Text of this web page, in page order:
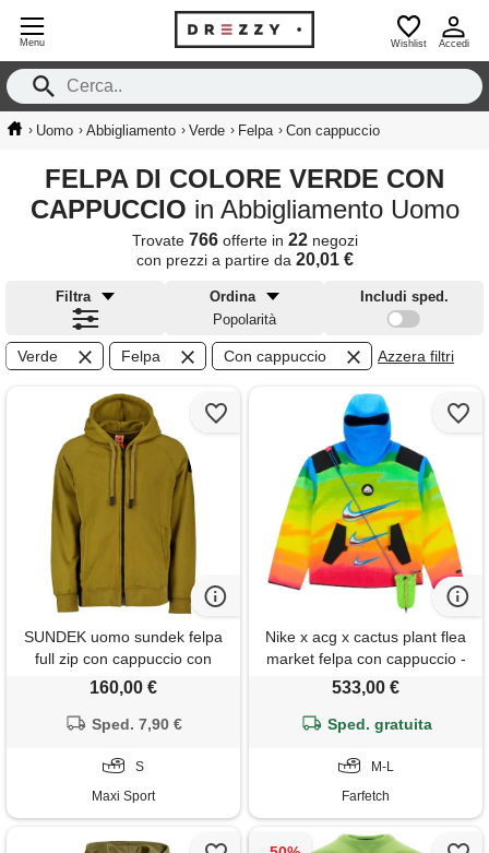
Menu Wishlist Accedi
› Uomo › Abbigliamento › Verde › Felpa › Con cappuccio
FELPA DI COLORE VERDE CON
CAPPUCCIO in Abbigliamento Uomo
Trovate 766offerte in 22negozi
con prezzi a partire da 20,01 €
Filtra
Ordina
Popolarità
Includi sped.
Verde Felpa Con cappuccio Azzera filtri
SUNDEK uomo sundek felpa
full zip con cappuccio con
logo manica
160,00 €
Sped. 7,90 €
S
Maxi Sport
Nike x acg x cactus plant flea
market felpa con cappuccio -
verde
533,00 €
Sped. gratuita
M-L
Farfetch